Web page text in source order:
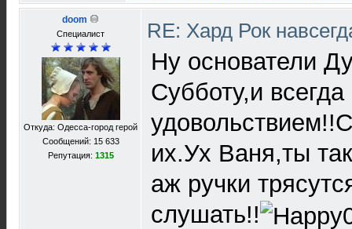
doom
Специалист
Откуда: Одесса-город герой
Сообщений: 15 633
Репутация: 1315
RE: Хард Рок
Ну основатели
Субботу,и
их.Ух Ваня,ты
аж ручки
слушать!!